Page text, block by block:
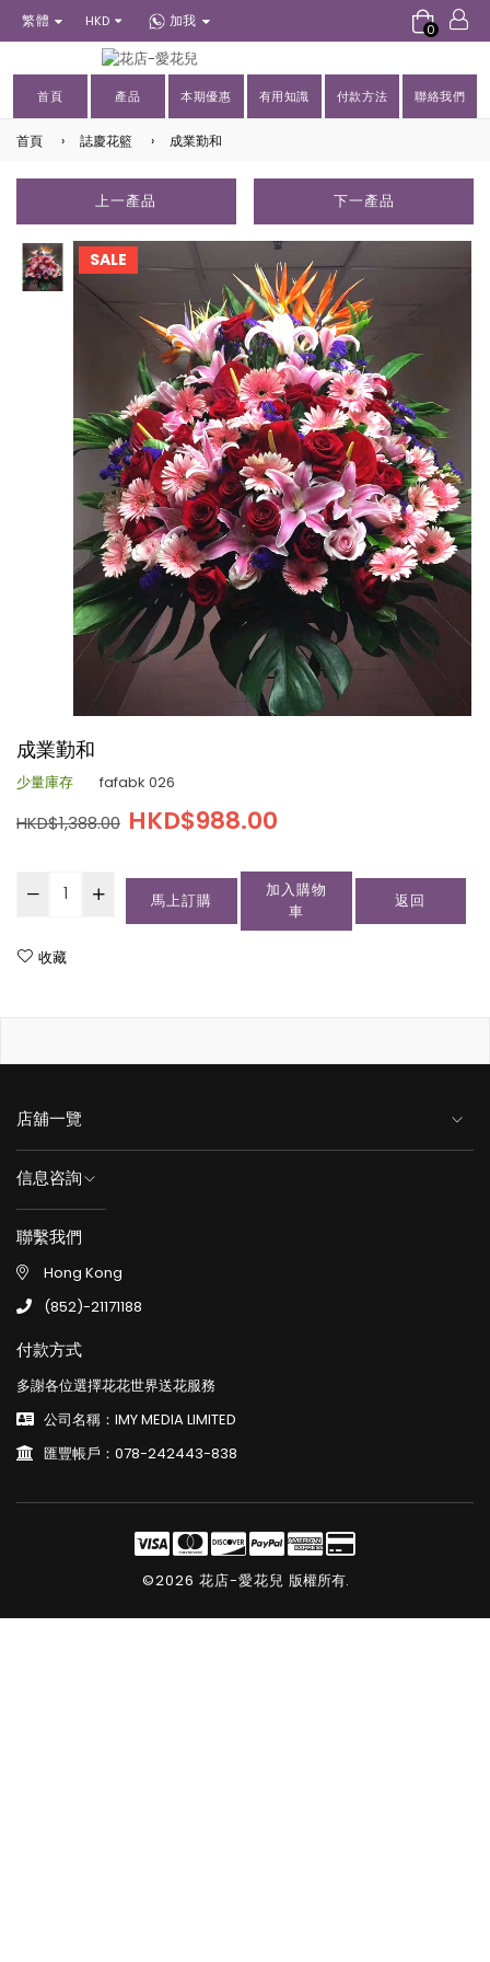
繁體 HKD 加我 0
首頁 產品 本期優惠 有用知識 付款方法 聯絡我們
首頁 › 誌慶花籃 › 成業勤和
上一產品 下一產品
SALE
成業勤和
少量庫存 fafabk 026
HKD$1,388.00 HKD$988.00
馬上訂購
加入購物
車
返回
收藏
店舖一覽
信息咨詢
聯繫我們
Hong Kong
(852)-21171188
付款方式
多謝各位選擇花花世界送花服務
公司名稱：IMY MEDIA LIMITED
匯豐帳戶：078-242443-838
©2026 花店-愛花兒 版權所有.